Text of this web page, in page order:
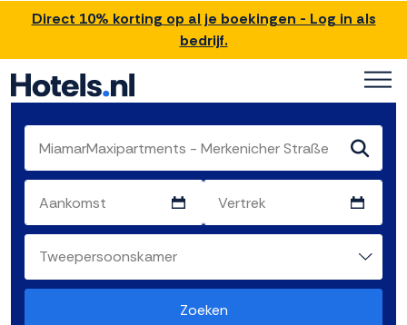
Direct 10% korting op al je boekingen - Log in als
bedrijf.
Zoeken